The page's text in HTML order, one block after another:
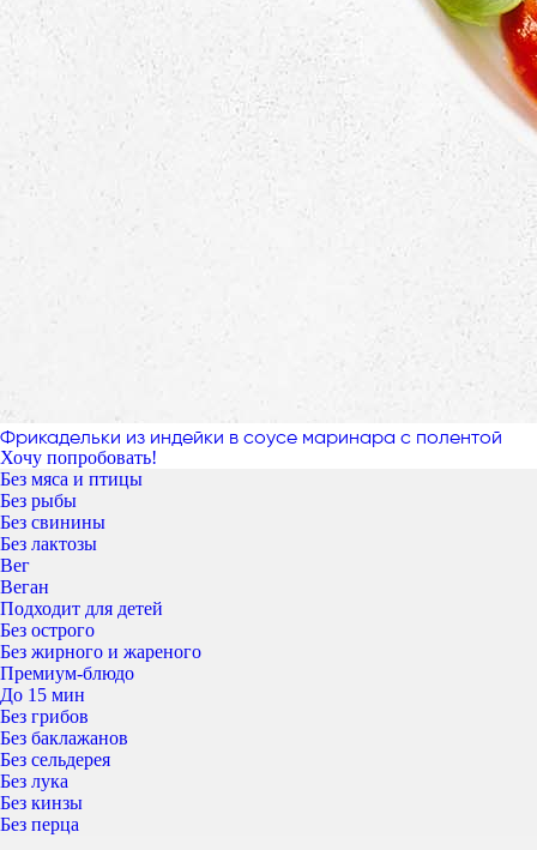
Фрикадельки из индейки в соусе маринара с полентой
Хочу попробовать!
Без мяса и птицы
Без рыбы
Без свинины
Без лактозы
Вег
Веган
Подходит для детей
Без острого
Без жирного и жареного
Премиум-блюдо
До 15 мин
Без грибов
Без баклажанов
Без сельдерея
Без лука
Без кинзы
Без перца